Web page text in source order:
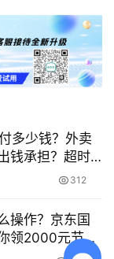
多少钱？外卖
钱承担？超时
请，实测到账
312
操作？京东国
领2000元节能